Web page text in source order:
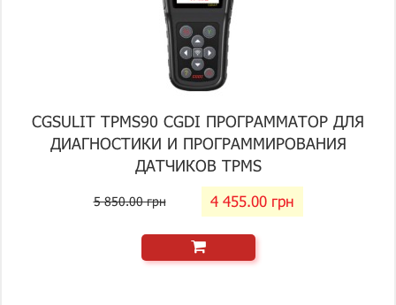
CGSULIT TPMS90 CGDI ПРОГРАММАТОР ДЛЯ
ДИАГНОСТИКИ И ПРОГРАММИРОВАНИЯ
ДАТЧИКОВ TPMS
5 850.00 грн 4 455.00 грн